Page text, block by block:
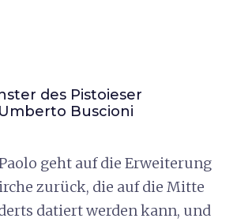
des Pistoieser
Buscioni
geht auf die Erweiterung
zurück, die auf die Mitte
datiert werden kann, und